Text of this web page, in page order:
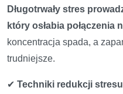
Długotrwały stres
który osłabia połączenia
koncentracja spada, a
trudniejsze.
✔ Techniki redukcji